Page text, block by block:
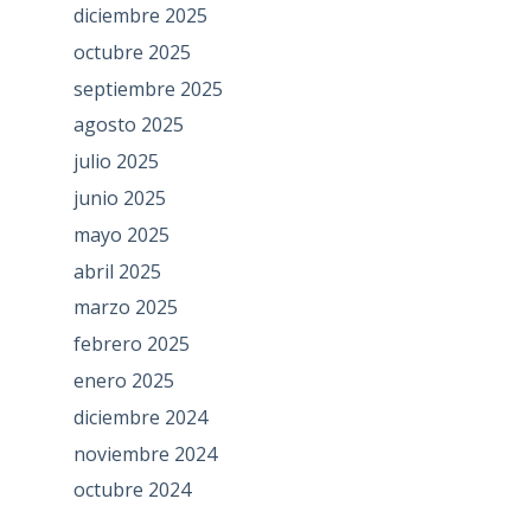
diciembre 2025
octubre 2025
septiembre 2025
agosto 2025
julio 2025
junio 2025
mayo 2025
abril 2025
marzo 2025
febrero 2025
enero 2025
diciembre 2024
noviembre 2024
octubre 2024